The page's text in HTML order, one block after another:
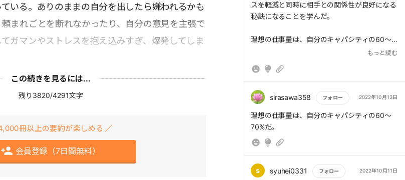
いる。ありのままの自分を出したら嫌われるかも
まれごとを断れなかったり、自分の意見を主張で
ガマンやストレスを抱え込みすぎ、爆発してしま
この続きを見るには...
残り3820/4291文字
冊以上の要約が楽しめる
会員登録（7日間無料）
レスをためてしまうのだ。
抱え込みの原因は、「自己完結グセ」にある。
とは、自分でやらなければ」と人に頼らずに一
人で解決しようとする傾向は、抱え込み症候群
イメージが「ダメな自分」になってしまい客観
的な判断ができなくなる。
自分はダメだという前提があると、物事をゆが
めてとらえ、正確な判断ができなくなる。たと
えば、仕事がとても速い人が追加で難しい仕事
を頼まれて、残業になってしまったとしよう。
スを軽減と同時に相手との関係性が良好になる
秘訣になることを学んだ。
理想の仕事量は、自分のキャパシティの60～
70%だ。このくらいの量なら、アクシデントな
ば、クリエイティブな発想も出やすくなる。自
る、余裕がある自分を目指したい。
もっと読む
sirasawa358 フォロー 2022年10月13日
もっと読む
理想の仕事量は、自分のキャパシティの60～
70%だ。
s syuhei0331 フォロー 2022年10月11日